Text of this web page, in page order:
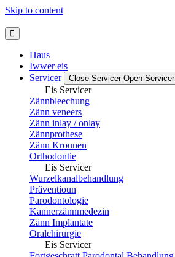
Skip to content
Haus
Iwwer eis
Servicer
Close Servicer Open Servicer
Eis Servicer
Zännbleechung
Zänn veneers
Zänn inlay / onlay
Zännprothese
Zänn Krounen
Orthodontie
Eis Servicer
Wurzelkanalbehandlung
Präventioun
Parodontologie
Kannerzännmedezin
Zänn Implantate
Oralchirurgie
Eis Servicer